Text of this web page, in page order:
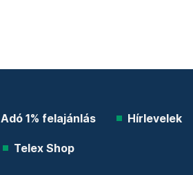
Adó 1% felajánlás Hírlevelek
Telex Shop